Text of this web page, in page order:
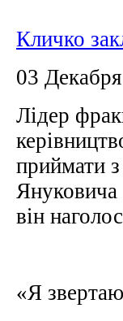
Кличко
03
Лідер
приймати
Януковича
він
«Я